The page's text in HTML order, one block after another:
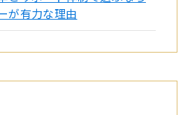
が有力な理由